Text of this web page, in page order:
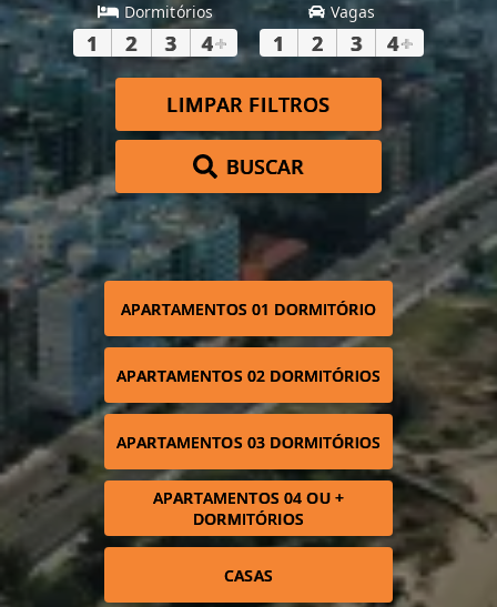
Dormitórios
1 2 3 4+
Vagas
1 2 3 4+
LIMPAR FILTROS
BUSCAR
APARTAMENTOS 01 DORMITÓRIO
APARTAMENTOS 02 DORMITÓRIOS
APARTAMENTOS 03 DORMITÓRIOS
APARTAMENTOS 04 OU +
DORMITÓRIOS
CASAS